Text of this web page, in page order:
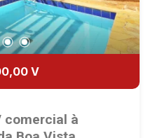
V
comercial à